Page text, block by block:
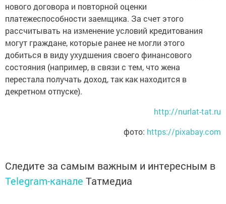
нового договора и повторной оценки
платежеспособности заемщика. За счет этого
рассчитывать на изменение условий кредитования
могут граждане, которые ранее не могли этого
добиться в виду ухудшения своего финансового
состояния (например, в связи с тем, что жена
перестала получать доход, так как находится в
декретном отпуске).
http://nurlat-tat.ru
фото: https://pixabay.com
Следите за самым важным и интересным в
Telegram-канале Татмедиа